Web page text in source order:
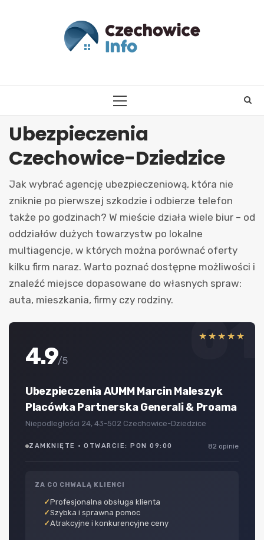
PRIMARY
Ubezpieczenia
Czechowice-Dziedzice
Jak wybrać agencję ubezpieczeniową, która nie
zniknie po pierwszej szkodzie i odbierze telefon
także po godzinach? W mieście działa wiele biur – od
oddziałów dużych towarzystw po lokalne
multiagencje, w których można porównać oferty
kilku firm naraz. Warto poznać dostępne możliwości i
znaleźć miejsce dopasowane do własnych spraw:
auta, mieszkania, firmy czy rodziny.
01
★★★★★
4.9/5
Ubezpieczenia AUMM Marcin Maleszyk
Placówka Partnerska Generali & Proama
Niepodległości 24, 43-502 Czechowice-Dziedzice
ZAMKNIĘTE · OTWARCIE: PON 09:00 82 opinie
ZA CO CHWALĄ KLIENCI
Profesjonalna obsługa klienta
Szybka i sprawna pomoc
Atrakcyjne i konkurencyjne ceny